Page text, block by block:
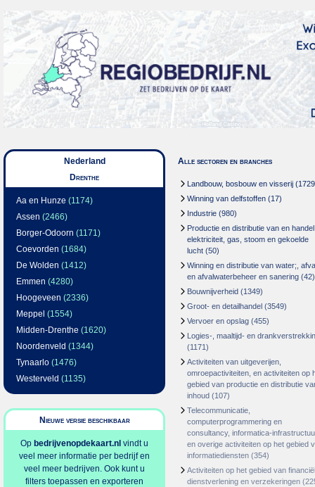
Nederland
Drenthe
Aa en Hunze (1174)
Assen (2466)
Borger-Odoorn (1171)
Coevorden (1684)
De Wolden (1412)
Emmen (4280)
Hoogeveen (2336)
Meppel (1554)
Midden-Drenthe (1620)
Noordenveld (1344)
Tynaarlo (1476)
Westerveld (1135)
Nieuwe versie beschikbaar
Op bedrijvenopdekaart.nl vindt u
veel meer informatie per bedrijf en
veel meer bedrijven. Ook kunt u
filters toepassen en exporteren
Alle sectoren en branches
Landbouw, bosbouw en visserij
Winning van delfstoffen (17)
Industrie (980)
Productie en distributie van en
elektriciteit, gas, stoom en gekoelde
lucht (50)
Winning en distributie van water;,
en afvalwaterbeheer en sanering (42)
Bouwnijverheid (1349)
Groot- en detailhandel (3549)
Vervoer en opslag (455)
Logies-, maaltijd- en
(1171)
Activiteiten van uitgeverijen,
omroepactiviteiten, en activiteiten op
gebied van productie en distributie
inhoud (107)
Telecommunicatie,
computerprogrammering en
consultancy, informatica-
en overige activiteiten op het gebied
informatiediensten (354)
Activiteiten op het gebied van
dienstverlening en verzekeringen